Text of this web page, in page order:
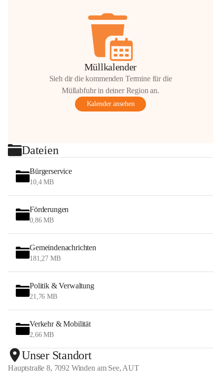
Müllkalender
Sieh dir die kommenden Termine für die
Müllabfuhr in deiner Region an.
Kalender ansehen
Dateien
Bürgerservice
10,4 MB
Förderungen
0,86 MB
Gemeindenachrichten
181,27 MB
Politik & Verwaltung
21,76 MB
Verkehr & Mobilität
2,66 MB
Unser Standort
Hauptstraße 8, 7092 Winden am See, AUT